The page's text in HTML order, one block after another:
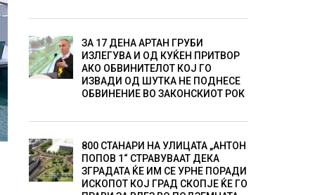
ЗА 17 ДЕНА АРТАН ГРУБИ
ИЗЛЕГУВА И ОД КУЌЕН ПРИТВОР
АКО ОБВИНИТЕЛОТ КОЈ ГО
ИЗВАДИ ОД ШУТКА НЕ ПОДНЕСЕ
ОБВИНЕНИЕ ВО ЗАКОНСКИОТ РОК
800 СТАНАРИ НА УЛИЦАТА „АНТОН
ПОПОВ 1“ СТРАВУВААТ ДЕКА
ЗГРАДАТА ЌЕ ИМ СЕ УРНЕ ПОРАДИ
ИСКОПОТ КОЈ ГРАД СКОПЈЕ ЌЕ ГО